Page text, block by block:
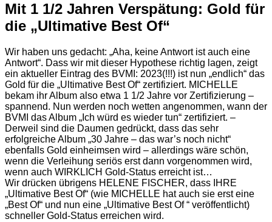
Mit 1 1/2 Jahren Verspätung: Gold für
die „Ultimative Best Of“
Wir haben uns gedacht: „Aha, keine Antwort ist auch eine
Antwort“. Dass wir mit dieser Hypothese richtig lagen, zeigt
ein aktueller Eintrag des BVMI: 2023(!!!) ist nun „endlich“ das
Gold für die „Ultimative Best Of“ zertifiziert. MICHELLE
bekam ihr Album also etwa 1 1/2 Jahre vor Zertifizierung –
spannend. Nun werden noch wetten angenommen, wann der
BVMI das Album „Ich würd es wieder tun“ zertifiziert. –
Derweil sind die Daumen gedrückt, dass das sehr
erfolgreiche Album „30 Jahre – das war’s noch nicht“
ebenfalls Gold einheimsen wird – allerdings wäre schön,
wenn die Verleihung seriös erst dann vorgenommen wird,
wenn auch WIRKLICH Gold-Status erreicht ist…
Wir drücken übrigens HELENE FISCHER, dass IHRE
„Ultimative Best Of“ (wie MICHELLE hat auch sie erst eine
„Best Of“ und nun eine „Ultimative Best Of “ veröffentlicht)
schneller Gold-Status erreichen wird.